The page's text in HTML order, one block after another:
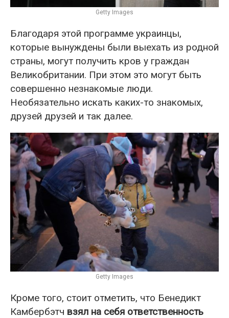
Getty Images
Благодаря этой программе украинцы,
которые вынуждены были выехать из родной
страны, могут получить кров у граждан
Великобритании. При этом это могут быть
совершенно незнакомые люди.
Необязательно искать каких-то знакомых,
друзей друзей и так далее.
Getty Images
Кроме того, стоит отметить, что Бенедикт
Камбербэтч взял на себя ответственность